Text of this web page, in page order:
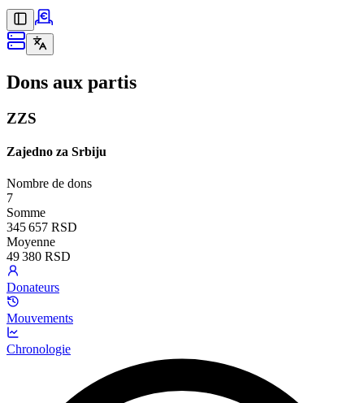
Dons aux partis
ZZS
Zajedno za Srbiju
Nombre de dons
7
Somme
345 657 RSD
Moyenne
49 380 RSD
Donateurs
Mouvements
Chronologie